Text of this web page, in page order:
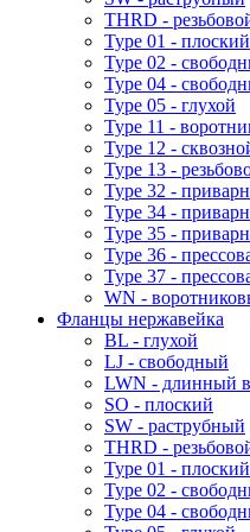
THRD -
Type 01 - плоский
Type 02 -
Type 04 -
Type 05 - глухой
Type 11 -
Type 12 -
Type 13 -
Type 32 -
Type 34 -
Type 35 -
Type 36 -
Type 37 -
WN -
Фланцы нержавейка
BL - глухой
LJ - свободный
LWN - длинный
SO - плоский
SW - раструбный
THRD -
Type 01 - плоский
Type 02 -
Type 04 -